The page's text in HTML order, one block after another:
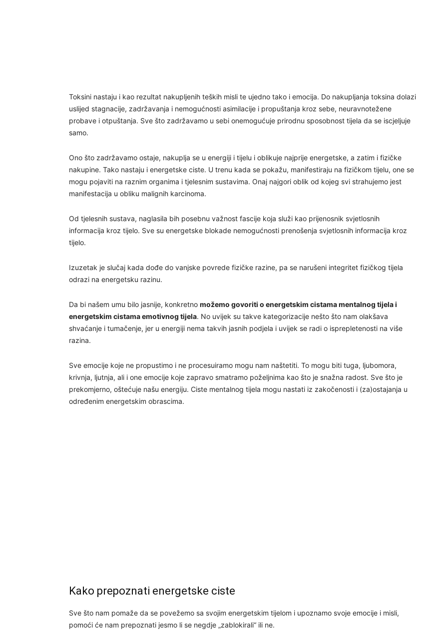
Toksini nastaju i kao rezultat nakupljenih teških misli te ujedno tako i emocija. Do nakupljanja toksina dolazi
uslijed stagnacije, zadržavanja i nemogućnosti asimilacije i propuštanja kroz sebe, neuravnotežene
probave i otpuštanja. Sve što zadržavamo u sebi onemogućuje prirodnu sposobnost tijela da se iscjeljuje
samo.
Ono što zadržavamo ostaje, nakuplja se u energiji i tijelu i oblikuje najprije energetske, a zatim i fizičke
nakupine. Tako nastaju i energetske ciste. U trenu kada se pokažu, manifestiraju na fizičkom tijelu, one se
mogu pojaviti na raznim organima i tjelesnim sustavima. Onaj najgori oblik od kojeg svi strahujemo jest
manifestacija u obliku malignih karcinoma.
Od tjelesnih sustava, naglasila bih posebnu važnost fascije koja služi kao prijenosnik svjetlosnih
informacija kroz tijelo. Sve su energetske blokade nemogućnosti prenošenja svjetlosnih informacija kroz
tijelo.
Izuzetak je slučaj kada dođe do vanjske povrede fizičke razine, pa se narušeni integritet fizičkog tijela
odrazi na energetsku razinu.
Da bi našem umu bilo jasnije, konkretno možemo govoriti o energetskim cistama mentalnog tijela i
energetskim cistama emotivnog tijela. No uvijek su takve kategorizacije nešto što nam olakšava
shvaćanje i tumačenje, jer u energiji nema takvih jasnih podjela i uvijek se radi o isprepletenosti na više
razina.
Sve emocije koje ne propustimo i ne procesuiramo mogu nam naštetiti. To mogu biti tuga, ljubomora,
krivnja, ljutnja, ali i one emocije koje zapravo smatramo poželjnima kao što je snažna radost. Sve što je
prekomjerno, oštećuje našu energiju. Ciste mentalnog tijela mogu nastati iz zakočenosti i (za)ostajanja u
određenim energetskim obrascima.
Kako prepoznati energetske ciste
Sve što nam pomaže da se povežemo sa svojim energetskim tijelom i upoznamo svoje emocije i misli,
pomoći će nam prepoznati jesmo li se negdje „zablokirali“ ili ne.